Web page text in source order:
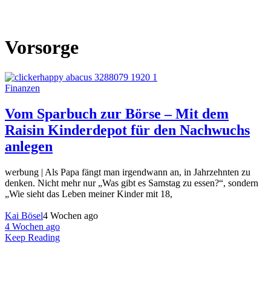
Vorsorge
Finanzen
Vom Sparbuch zur Börse – Mit dem
Raisin Kinderdepot für den Nachwuchs
anlegen
werbung | Als Papa fängt man irgendwann an, in Jahrzehnten zu
denken. Nicht mehr nur „Was gibt es Samstag zu essen?“, sondern
„Wie sieht das Leben meiner Kinder mit 18,
Kai Bösel4 Wochen ago
4 Wochen ago
Keep Reading